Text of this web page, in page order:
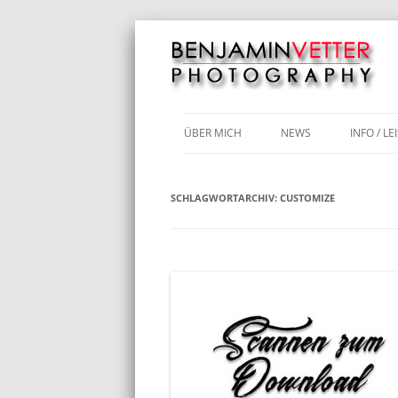
Benjamin Vetter |
ÜBER MICH NEWS INFO /
SCHLAGWORTARCHIV: CUSTOMIZE